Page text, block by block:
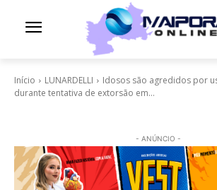
Início LUNARDELLI
Idosos são agredidos por
durante tentativa de extorsão em...
- ANÚNCIO -